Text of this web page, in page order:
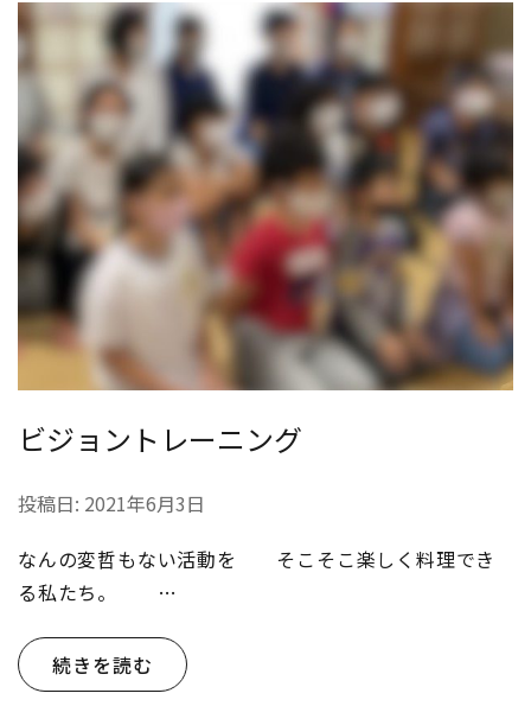
ビジョントレーニング
投稿日: 2021年6月3日
なんの変哲もない活動を そこそこ楽しく料理でき
る私たち。 …
続きを読む